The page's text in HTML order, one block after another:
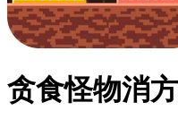
贪食怪物消